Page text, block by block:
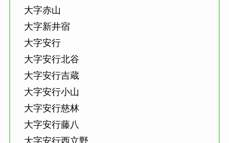
大字赤山
大字新井宿
大字安行
大字安行北谷
大字安行吉蔵
大字安行小山
大字安行慈林
大字安行藤八